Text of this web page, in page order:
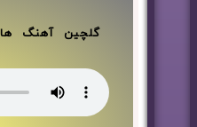
گلچین آهنگ